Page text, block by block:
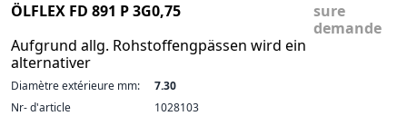
ÖLFLEX FD 891 P 3G0,75
Aufgrund allg. Rohstoffengpässen wird ein
alternativer
sure
demande
Diamètre extérieure mm:
7.30
Nr- d'article
1028103